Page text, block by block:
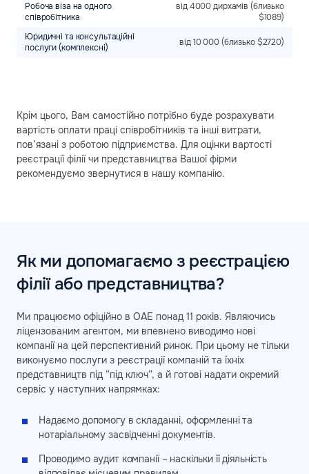
Робоча віза на одного
співробітника
від 4000 дирхамів (близько
$1089)
Юридичні та консультаційні
послуги (комплексні)
від 10 000 (близько $2720)
Крім цього, Вам самостійно потрібно буде розрахувати
вартість оплати праці співробітників та інші витрати,
пов’язані з роботою підприємства. Для оцінки вартості
реєстрації філії чи представництва Вашої фірми
рекомендуємо звернутися в нашу компанію.
Як ми допомагаємо з реєстрацією
філії або представництва?
Ми працюємо офіційно в ОАЕ понад 11 років. Являючись
ліцензованим агентом, ми впевнено виводимо нові
компанії на цей перспективний ринок. При цьому не тільки
виконуємо послуги з реєстрації компаній та їхніх
представництв під “під ключ”, а й готові надати окремий
сервіс у наступних напрямках:
Надаємо допомогу в складанні, оформленні та
нотаріальному засвідченні документів.
Проводимо аудит компанії – наскільки її діяльність